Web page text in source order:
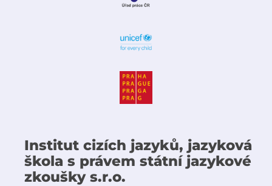
Institut cizích jazyků, jazyková
škola s právem státní jazykové
zkoušky s.r.o.